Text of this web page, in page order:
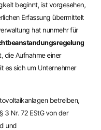
beginnt, ist vorgesehen,
Erfassung übermittelt
hat nunmehr für
die Aufnahme einer
es sich um Unternehmer
betreiben,
3 Nr. 72 EStG von der
und